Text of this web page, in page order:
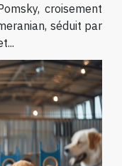
croisement
séduit par